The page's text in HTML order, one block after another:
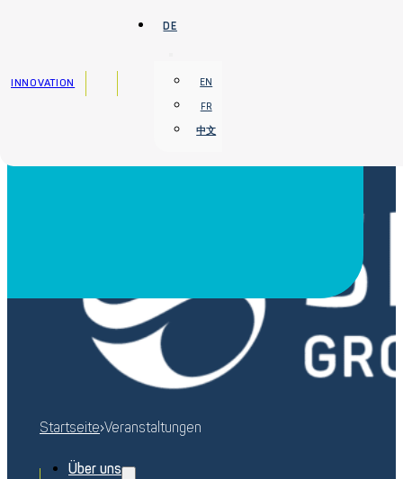
Zum Hauptinhalt springen Zum Footer springen
INNOVATION
DE
EN
FR
中文
Über uns
Startseite›Veranstaltungen